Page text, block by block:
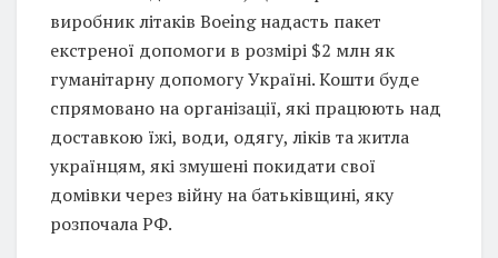
виробник літаків Boeing надасть пакет
екстреної допомоги в розмірі $2 млн як
гуманітарну допомогу Україні. Кошти буде
спрямовано на організації, які працюють над
доставкою їжі, води, одягу, ліків та житла
українцям, які змушені покидати свої
домівки через війну на батьківщині, яку
розпочала РФ.